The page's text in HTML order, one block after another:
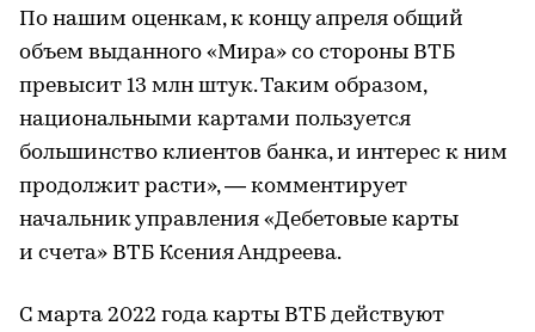
По нашим оценкам, к концу апреля общий
объем выданного «Мира» со стороны ВТБ
превысит 13 млн штук. Таким образом,
национальными картами пользуется
большинство клиентов банка, и интерес к ним
продолжит расти», — комментирует
начальник управления «Дебетовые карты
и счета» ВТБ Ксения Андреева.
С марта 2022 года карты ВТБ действуют